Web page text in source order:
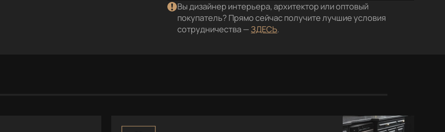
Вы дизайнер интерьера, архитектор или оптовый
покупатель? Прямо сейчас получите лучшие условия
сотрудничества —ЗДЕСЬ.